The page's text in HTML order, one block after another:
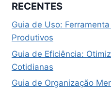
RECENTES
Guia de Uso:
Produtivos
Guia de Eficiência:
Cotidianas
Guia de Organização